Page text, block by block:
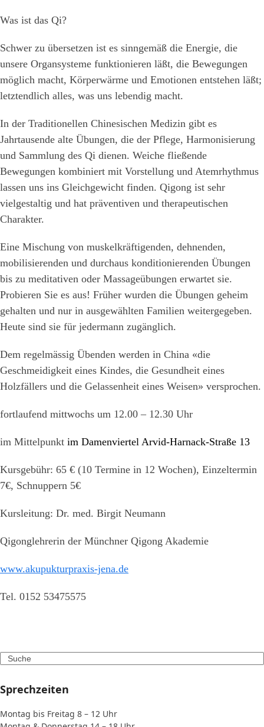
Was ist das Qi?
Schwer zu übersetzen ist es sinngemäß die Energie, die
unsere Organsysteme funktionieren läßt, die Bewegungen
möglich macht, Körperwärme und Emotionen entstehen läßt;
letztendlich alles, was uns lebendig macht.
In der Traditionellen Chinesischen Medizin gibt es
Jahrtausende alte Übungen, die der Pflege, Harmonisierung
und Sammlung des Qi dienen. Weiche fließende
Bewegungen kombiniert mit Vorstellung und Atemrhythmus
lassen uns ins Gleichgewicht finden. Qigong ist sehr
vielgestaltig und hat präventiven und therapeutischen
Charakter.
Eine Mischung von muskelkräftigenden, dehnenden,
mobilisierenden und durchaus konditionierenden Übungen
bis zu meditativen oder Massageübungen erwartet sie.
Probieren Sie es aus! Früher wurden die Übungen geheim
gehalten und nur in ausgewählten Familien weitergegeben.
Heute sind sie für jedermann zugänglich.
Dem regelmässig Übenden werden in China «die
Geschmeidigkeit eines Kindes, die Gesundheit eines
Holzfällers und die Gelassenheit eines Weisen» versprochen.
fortlaufend mittwochs um 12.00 – 12.30 Uhr
im Mittelpunkt im Damenviertel Arvid-Harnack-Straße 13
Kursgebühr: 65 € (10 Termine in 12 Wochen), Einzeltermin
7€, Schnuppern 5€
Kursleitung: Dr. med. Birgit Neumann
Qigonglehrerin der Münchner Qigong Akademie
www.akupukturpraxis-jena.de
Tel. 0152 53475575
Search
Sprechzeiten
Montag bis Freitag 8 – 12 Uhr